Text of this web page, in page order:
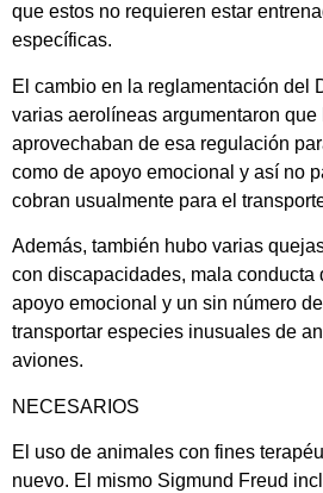
que estos no requieren estar
específicas.
El cambio en la reglamentación del
varias aerolíneas argumentaron
aprovechaban de esa regulación
como de apoyo emocional y así no
cobran usualmente para el
Además, también hubo varias
con discapacidades, mala conducta
apoyo emocional y un sin número
transportar especies inusuales de
aviones.
NECESARIOS
El uso de animales con fines
nuevo. El mismo Sigmund Freud